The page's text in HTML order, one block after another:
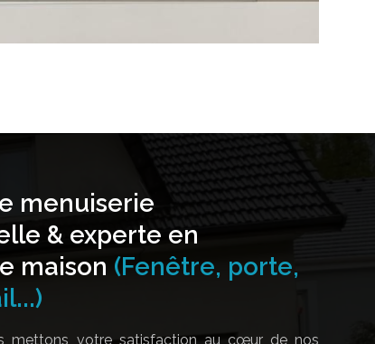
menuiserie
& experte en
maison (Fenêtre, porte,
mettons votre satisfaction au cœur de nos